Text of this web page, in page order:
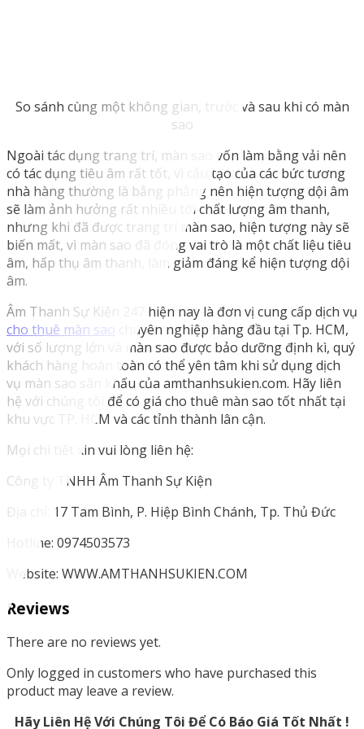
So sánh cùng một không gian, trước và sau khi có màn
sao
Ngoài tác dụng trang trí, màn sao vốn làm bằng vải nên
có tác dụng tiêu âm rất tốt, vì cấu tạo của các bức tương
nhà hàng thường là bằng phẳng nên hiện tượng dội âm
sẽ làm ảnh hưởng rất nhiều tới chất lượng âm thanh,
nhưng khi đã được trang trí màn sao, hiện tượng này sẽ
biến mất, vì màn sao đã đóng vai trò là một chất liệu tiêu
âm, hấp thụ âm thanh, làm giảm đáng kể hiện tượng dội
âm.
Âm Thanh Sự Kiện 247 hiện nay là đơn vị cung cấp dịch vụ
cho thuê màn sao chuyên nghiệp hàng đầu tại Tp. HCM,
với số lượng lớn và màn sao được bảo dưỡng định kì, quý
khách hàng hoàn toàn có thể yên tâm khi sử dụng dịch
vụ màn sao sân khấu của amthanhsukien.com. Hãy liên
hệ với chúng tôi để có giá cho thuê màn sao tốt nhất tại
khu vực TP. HCM và các tỉnh thành lân cận.
Mọi chi tiết xin vui lòng liên hệ:
Công ty TNHH Âm Thanh Sự Kiện
Địa chỉ: 17 Tam Bình, P. Hiệp Bình Chánh, Tp. Thủ Đức
Hotline: 0974503573
Website: WWW.AMTHANHSUKIEN.COM
Reviews
There are no reviews yet.
Only logged in customers who have purchased this
product may leave a review.
Hãy Liên Hệ Với Chúng Tôi Để Có Báo Giá Tốt Nhất !